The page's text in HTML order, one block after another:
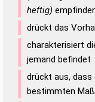
heftig)
drückt das
charakterisiert
jemand befindet
drückt aus, dass
bestimmten